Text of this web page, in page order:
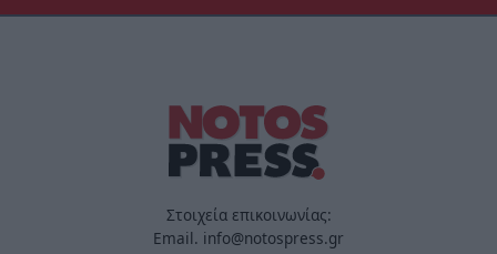
Στοιχεία επικοινωνίας:
Email. info@notospress.gr